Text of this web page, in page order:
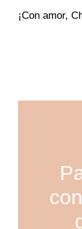
¡Con amor,